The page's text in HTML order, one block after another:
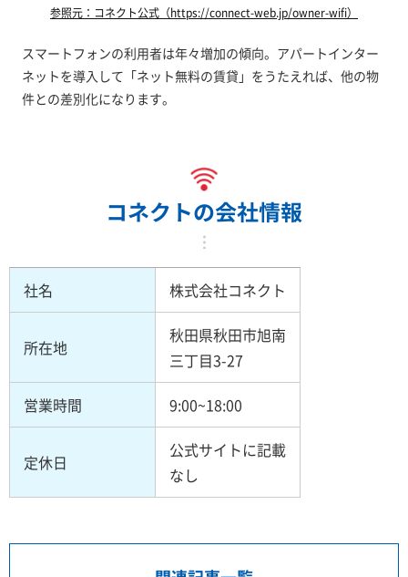
参照元：コネクト公式（https://connect-web.jp/owner-wifi）
スマートフォンの利用者は年々増加の傾向。アパートインター
ネットを導入して「ネット無料の賃貸」をうたえれば、他の物
件との差別化になります。
コネクトの会社情報
社名 株式会社コネクト
所在地
秋田県秋田市旭南
三丁目3-27
営業時間 9:00~18:00
定休日
公式サイトに記載
なし